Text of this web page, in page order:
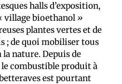
halls d’exposition,
village bioethanol »
plantes vertes et de
; de quoi mobiliser tous
nature. Depuis de
le combustible produit à
est pourtant